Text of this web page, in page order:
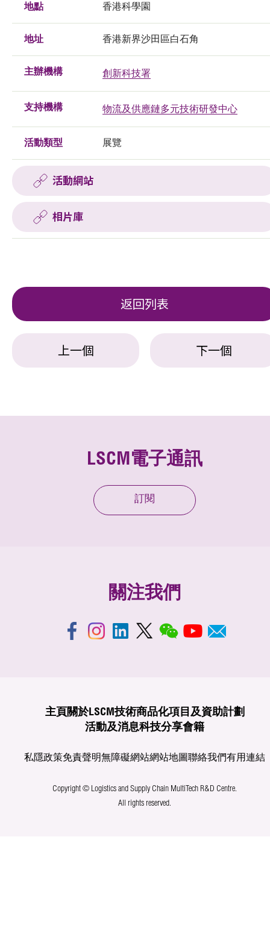
地點 香港科學園
地址 香港新界沙田區白石角
主辦機構 創新科技署
支持機構 物流及供應鏈多元技術研發中心
活動類型 展覽
活動網站
相片庫
返回列表
上一個 下一個
LSCM電子通訊
訂閱
關注我們
主頁 關於LSCM技術商品化項目及資助計劃
活動及消息科技分享會籍
私隱政策免責聲明無障礙網站網站地圖聯絡我們有用連結
Copyright © Logistics and Supply Chain MultiTech R&D Centre.
All rights reserved.